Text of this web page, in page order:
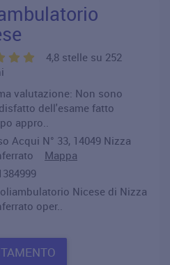
4,8 stelle su 252
valutazione: Non sono
dell'esame fatto
appro..
Acqui N° 33, 14049 Nizza
Mappa
Nicese di Nizza
oper..